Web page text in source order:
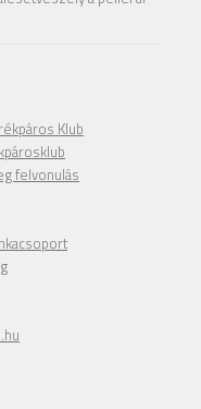
Klub
felvonulás